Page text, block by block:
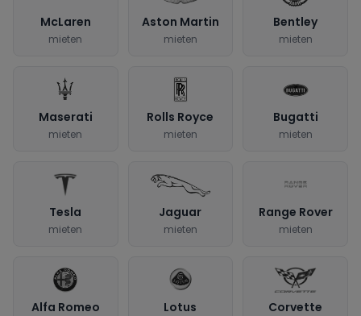
McLaren
mieten
Aston Martin
mieten
Bentley
mieten
Maserati
mieten
Rolls Royce
mieten
Bugatti
mieten
Tesla
mieten
Jaguar
mieten
Range Rover
mieten
Alfa Romeo Lotus Corvette